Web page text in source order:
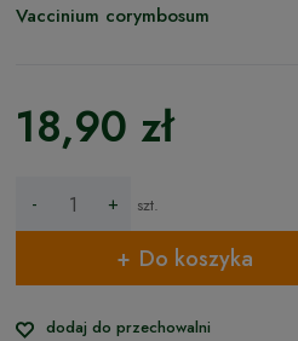
Vaccinium corymbosum
18,90 zł
- + szt.
Do koszyka
dodaj do przechowalni